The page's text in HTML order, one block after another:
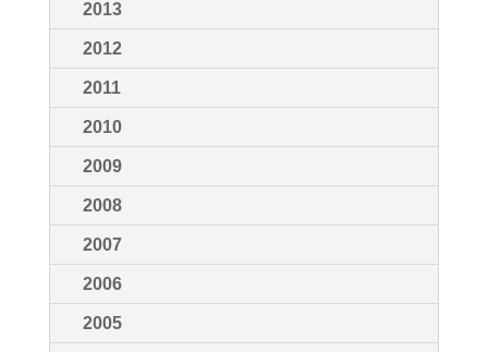
2013
2012
2011
2010
2009
2008
2007
2006
2005